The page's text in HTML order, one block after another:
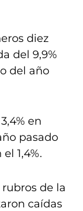
diez
del 9,9%
del año
en
pasado
1,4%.
de la
caídas